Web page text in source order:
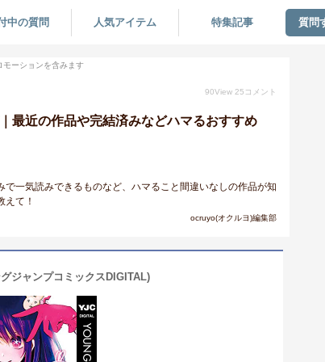
中の質問 人気アイテム 特集記事 質問
モーションを含みます
90View 25 コメント
最近の作品や完結済みなどハマるおすすめ
一気読みできるものなど、ハマること間違いなしの作品が知
えて！
ocruyo(オクルヨ)編集部
グジャンプコミックスDIGITAL)